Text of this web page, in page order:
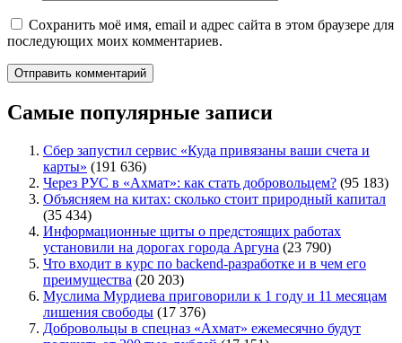
Сохранить моё имя, email и адрес сайта в этом браузере для
последующих моих комментариев.
Самые популярные записи
Сбер запустил сервис «Куда привязаны ваши счета и
карты» (191 636)
Через РУС в «Ахмат»: как стать добровольцем? (95 183)
Объясняем на китах: сколько стоит природный капитал
(35 434)
Информационные щиты о предстоящих работах
установили на дорогах города Аргуна (23 790)
Что входит в курс по backend-разработке и в чем его
преимущества (20 203)
Муслима Мурдиева приговорили к 1 году и 11 месяцам
лишения свободы (17 376)
Добровольцы в спецназ «Ахмат» ежемесячно будут